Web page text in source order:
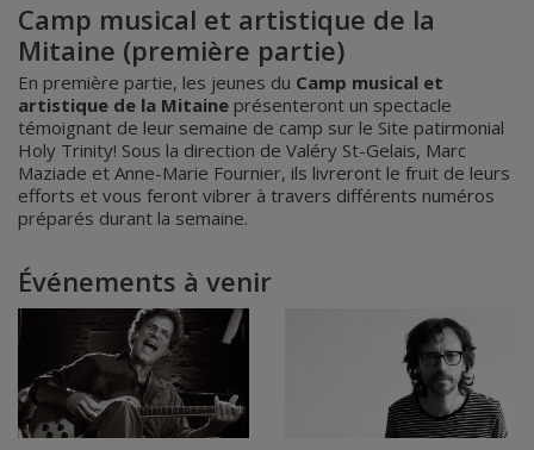
Camp musical et artistique de la
Mitaine (première partie)
En première partie, les jeunes du Camp musical et
artistique de la Mitaine présenteront un spectacle
témoignant de leur semaine de camp sur le Site patirmonial
Holy Trinity! Sous la direction de Valéry St-Gelais, Marc
Maziade et Anne-Marie Fournier, ils livreront le fruit de leurs
efforts et vous feront vibrer à travers différents numéros
préparés durant la semaine.
Événements à venir